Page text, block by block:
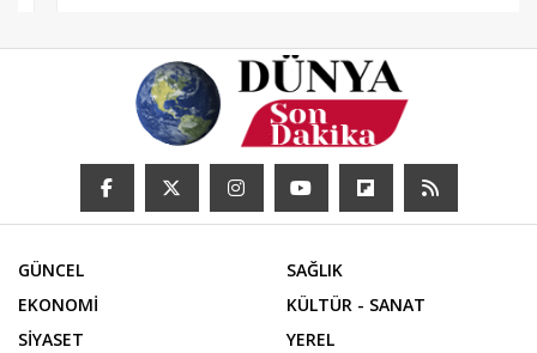
GÜNCEL
EKONOMİ
SİYASET
SAĞLIK
KÜLTÜR - SANAT
YEREL